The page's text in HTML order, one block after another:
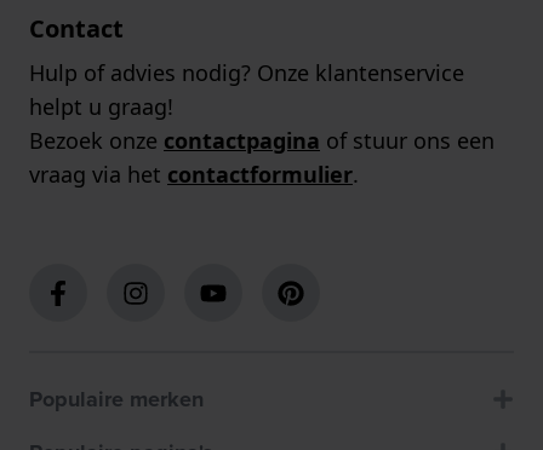
Contact
Hulp of advies nodig? Onze klantenservice
helpt u graag!
Bezoek onze contactpagina of stuur ons een
vraag via het contactformulier.
Populaire merken